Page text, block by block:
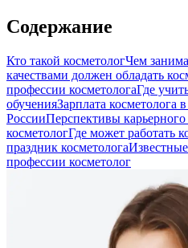
Содержание
Кто такой косметологЧем
качествами должен обладать
профессии косметологаГде
обученияЗарплата косметолога
РоссииПерспективы
косметологГде может работать
праздник косметолога
профессии косметолог